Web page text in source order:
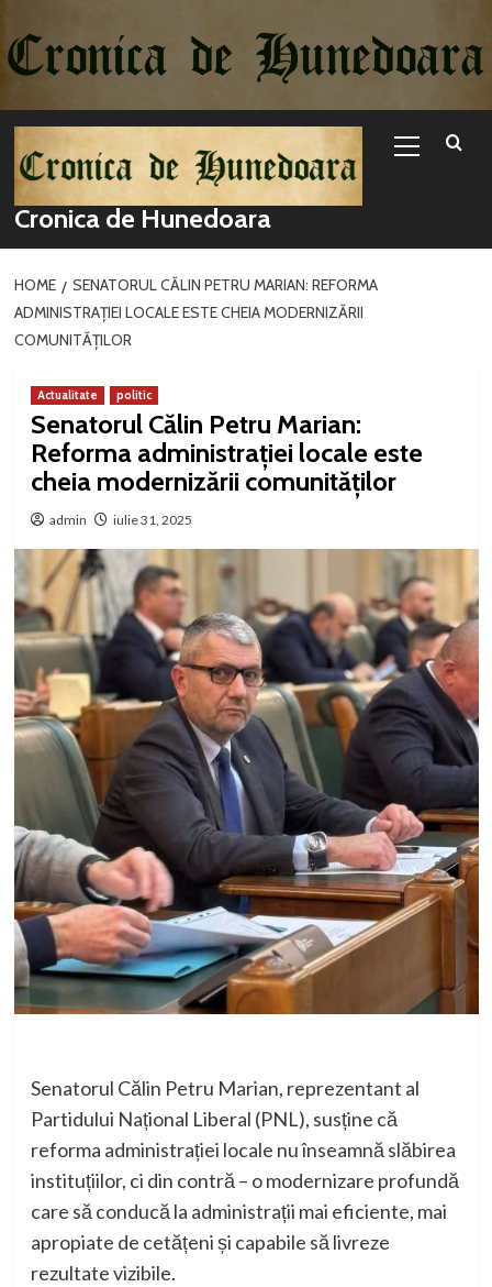
la
conținut
Cronica de Hunedoara
Menu
HOME
SENATORUL CĂLIN PETRU MARIAN: REFORMA
ADMINISTRAȚIEI LOCALE ESTE CHEIA MODERNIZĂRII
COMUNITĂȚILOR
Actualitate politic
Senatorul Călin Petru Marian:
Reforma administrației locale este
cheia modernizării comunităților
admin iulie 31, 2025
Senatorul Călin Petru Marian, reprezentant al
Partidului Național Liberal (PNL), susține că
reforma administrației locale nu înseamnă slăbirea
instituțiilor, ci din contră – o modernizare profundă
care să conducă la administrații mai eficiente, mai
apropiate de cetățeni și capabile să livreze
rezultate vizibile.